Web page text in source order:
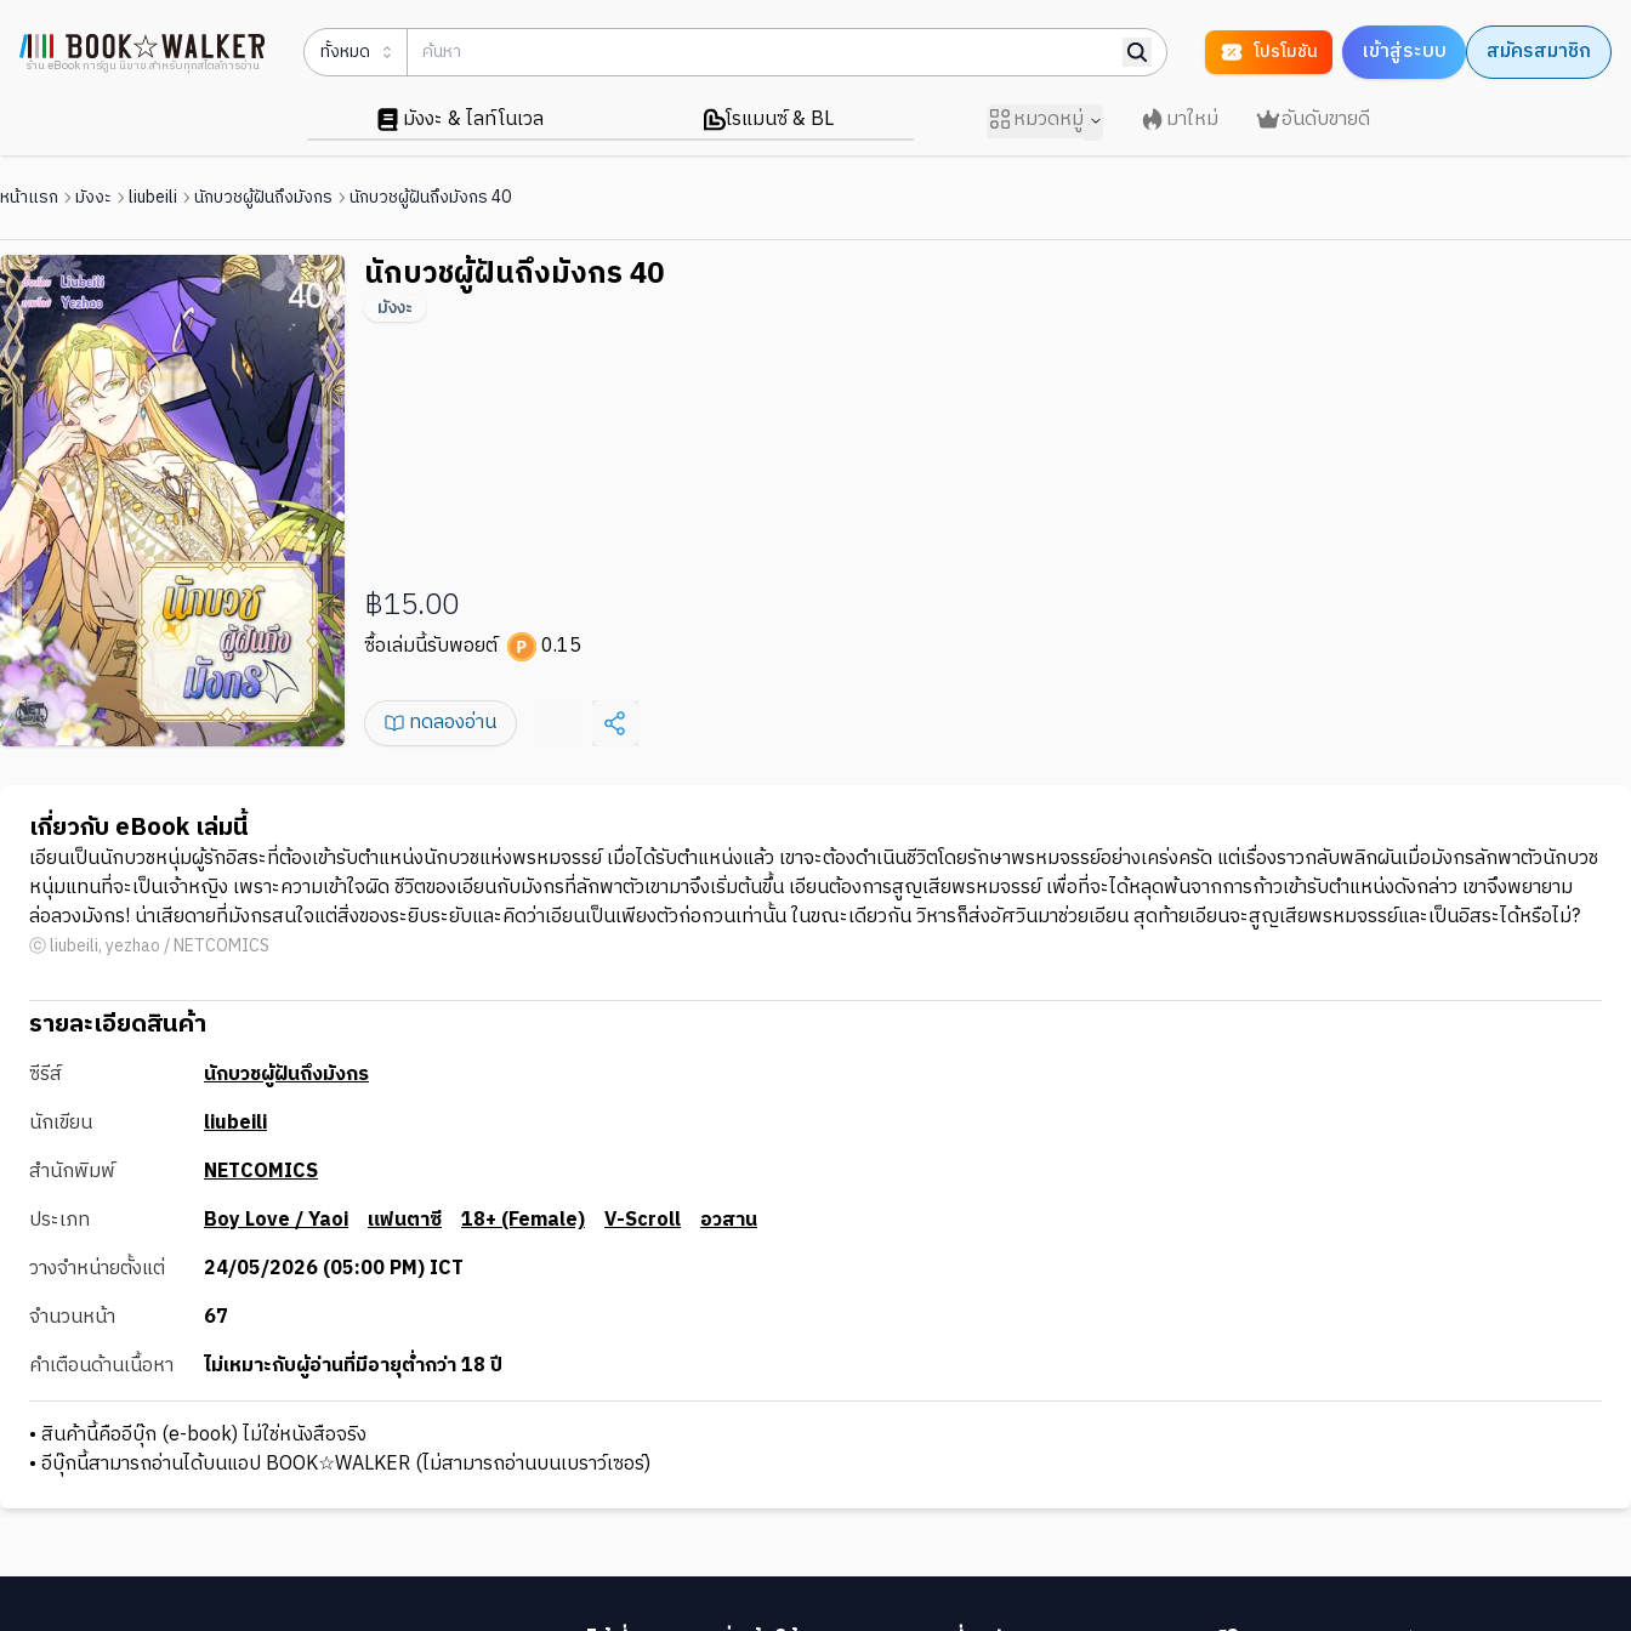
ร้าน eBook การ์ตูน นิยาย สำหรับทุกสไตล์การอ่าน
ทั้งหมด โปรโมชัน เข้าสู่ระบบ สมัครสมาชิก
มังงะ & ไลท์โนเวล โรแมนซ์ & BL หมวดหมู่ มาใหม่ อันดับขายดี
หน้าแรก มังงะ liubeili นักบวชผู้ฝันถึงมังกร นักบวชผู้ฝันถึงมังกร 40
นักบวชผู้ฝันถึงมังกร 40
มังงะ
฿15.00
ซื้อเล่มนี้รับพอยต์ 0.15
ทดลองอ่าน
เกี่ยวกับ eBook เล่มนี้
เอียนเป็นนักบวชหนุ่มผู้รักอิสระที่ต้องเข้ารับตำแหน่งนักบวชแห่งพรหมจรรย์ เมื่อได้รับตำแหน่งแล้ว เขาจะต้องดำเนินชีวิตโดยรักษาพรหมจรรย์อย่างเคร่งครัด แต่เรื่องราวกลับพลิกผันเมื่อมังกรลักพาตัวนักบวช
หนุ่มแทนที่จะเป็นเจ้าหญิง เพราะความเข้าใจผิด ชีวิตของเอียนกับมังกรที่ลักพาตัวเขามาจึงเริ่มต้นขึ้น เอียนต้องการสูญเสียพรหมจรรย์ เพื่อที่จะได้หลุดพ้นจากการก้าวเข้ารับตำแหน่งดังกล่าว เขาจึงพยายาม
ล่อลวงมังกร! น่าเสียดายที่มังกรสนใจแต่สิ่งของระยิบระยับและคิดว่าเอียนเป็นเพียงตัวก่อกวนเท่านั้น ในขณะเดียวกัน วิหารก็ส่งอัศวินมาช่วยเอียน สุดท้ายเอียนจะสูญเสียพรหมจรรย์และเป็นอิสระได้หรือไม่?
ⓒ liubeili, yezhao / NETCOMICS
รายละเอียดสินค้า
ซีรีส์
นักบวชผู้ฝันถึงมังกร
นักเขียน
liubeili
สำนักพิมพ์
NETCOMICS
ประเภท
Boy Love / Yaoi แฟนตาซี 18+ (Female) V-Scroll อวสาน
วางจำหน่ายตั้งแต่
24/05/2026 (05:00 PM) ICT
จำนวนหน้า
67
คำเตือนด้านเนื้อหา
ไม่เหมาะกับผู้อ่านที่มีอายุต่ำกว่า 18 ปี
• สินค้านี้คืออีบุ๊ก (e-book) ไม่ใช่หนังสือจริง
• อีบุ๊กนี้สามารถอ่านได้บนแอป BOOK☆WALKER (ไม่สามารถอ่านบนเบราว์เซอร์)